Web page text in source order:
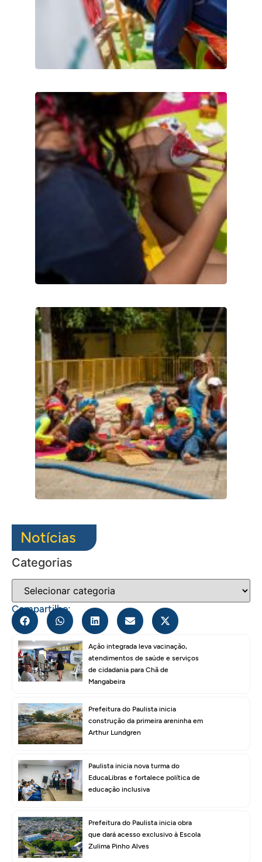
Notícias
Categorias
Compartilhe:
Ação integrada leva vacinação,
atendimentos de saúde e serviços
de cidadania para Chã de
Mangabeira
Prefeitura do Paulista inicia
construção da primeira areninha em
Arthur Lundgren
Paulista inicia nova turma do
EducaLibras e fortalece política de
educação inclusiva
Prefeitura do Paulista inicia obra
que dará acesso exclusivo à Escola
Zulima Pinho Alves